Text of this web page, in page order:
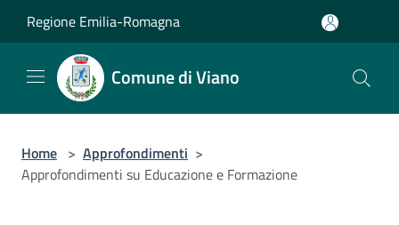
Regione Emilia-Romagna
Comune di Viano
Home > Approfondimenti >
Approfondimenti su Educazione e Formazione